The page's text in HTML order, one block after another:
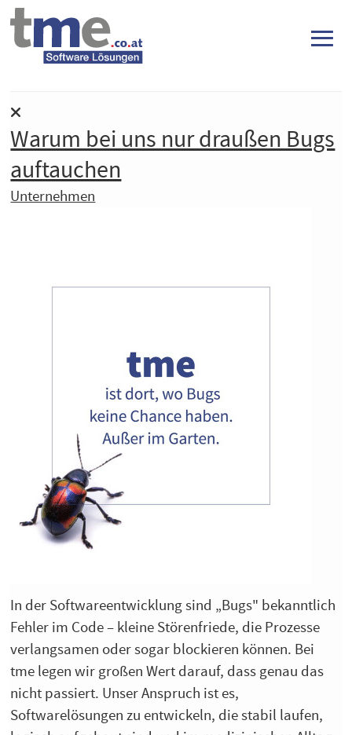
≡
Warum bei uns nur draußen Bugs
auftauchen
Unternehmen
In der Softwareentwicklung sind „Bugs" bekanntlich
Fehler im Code – kleine Störenfriede, die Prozesse
verlangsamen oder sogar blockieren können. Bei
tme legen wir großen Wert darauf, dass genau das
nicht passiert. Unser Anspruch ist es,
Softwarelösungen zu entwickeln, die stabil laufen,